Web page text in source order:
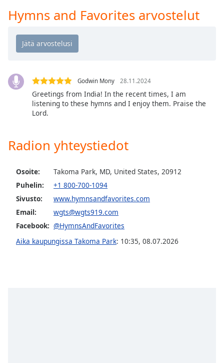
descriptions
Subtitles
subtitles
settings
subtitles
settings
subtitles
off,
selected
Audio
Track
Picture-
Hymns and Favorites arvostelut
Godwin Mony 28.11.2024
Greetings from India! In the recent times, I am
listening to these hymns and I enjoy them. Praise the
Lord.
Radion yhteystiedot
Osoite:
Takoma Park, MD, United States, 20912
Puhelin:
+1 800-700-1094
Sivusto:
www.hymnsandfavorites.com
Email:
wgts@wgts919.com
Facebook: @HymnsAndFavorites
Aika kaupungissa Takoma Park: 10:35, 08.07.2026